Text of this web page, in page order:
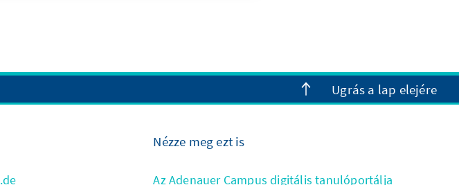
Ugrás a lap elejére
Nézze meg ezt is
Az Adenauer Campus digitális tanulóportálja